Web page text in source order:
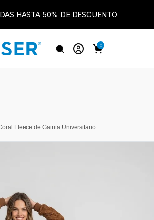
HASTA 50% DE DESCUENTO
0
Fleece de Garrita Universitario